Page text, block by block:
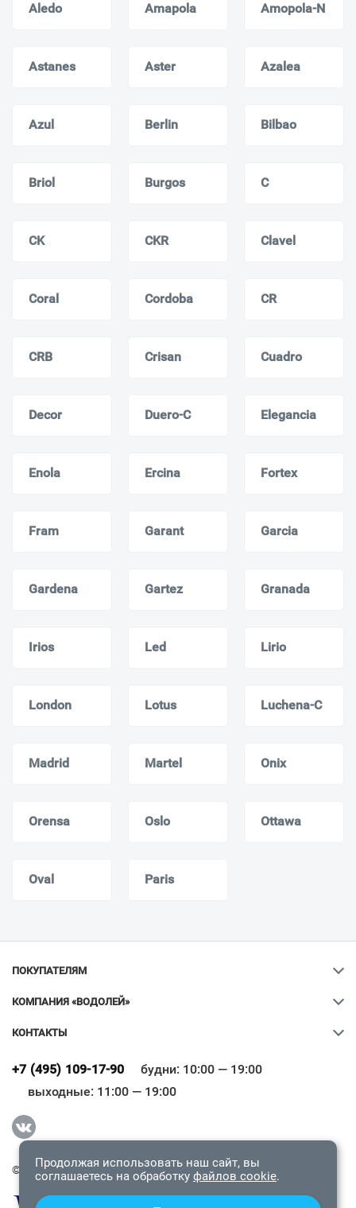
Aledo Amapola Amopola-N
Astanes Aster Azalea
Azul Berlin Bilbao
Briol Burgos C
CK CKR Clavel
Coral Cordoba CR
CRB Crisan Cuadro
Decor Duero-C Elegancia
Enola Ercina Fortex
Fram Garant Garcia
Gardena Gartez Granada
Irios Led Lirio
London Lotus Luchena-C
Madrid Martel Onix
Orensa Oslo Ottawa
Oval Paris
ПОКУПАТЕЛЯМ
КОМПАНИЯ «ВОДОЛЕЙ»
КОНТАКТЫ
+7 (495) 109-17-90
будни: 10:00 — 19:00
выходные: 11:00 — 19:00
© 2009-2026 «Водолей Онлайн». Все права защищены.
Всё верно
Продолжая использовать наш сайт, вы
соглашаетесь на обработку файлов cookie.